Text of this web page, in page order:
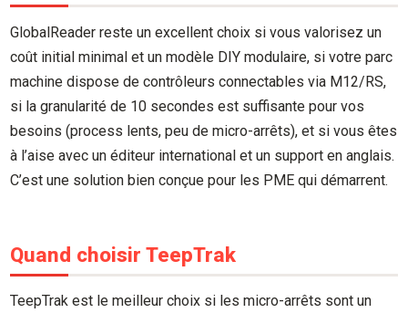
GlobalReader reste un excellent choix si vous valorisez un
coût initial minimal et un modèle DIY modulaire, si votre parc
machine dispose de contrôleurs connectables via M12/RS,
si la granularité de 10 secondes est suffisante pour vos
besoins (process lents, peu de micro-arrêts), et si vous êtes
à l’aise avec un éditeur international et un support en anglais.
C’est une solution bien conçue pour les PME qui démarrent.
Quand choisir TeepTrak
TeepTrak est le meilleur choix si les micro-arrêts sont un